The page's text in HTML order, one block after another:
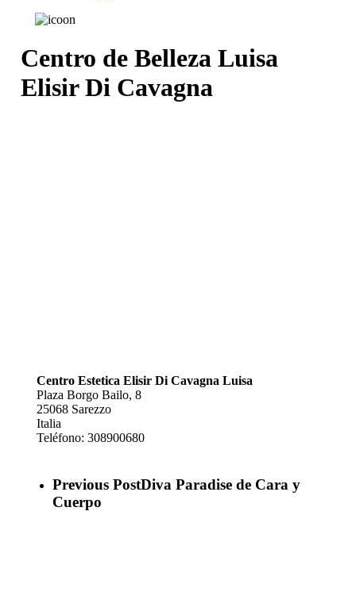
Centro de Belleza Luisa
Elisir Di Cavagna
Centro Estetica Elisir Di Cavagna Luisa
Plaza Borgo Bailo, 8
25068 Sarezzo
Italia
Teléfono: 308900680
Previous PostDiva Paradise de Cara y
Cuerpo